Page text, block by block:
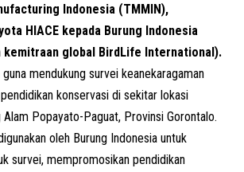
Indonesia (TMMIN),
HIACE kepada Burung Indonesia
kemitraan global BirdLife International).
mendukung survei keanekaragaman
konservasi di sekitar lokasi
Popayato-Paguat, Provinsi Gorontalo.
oleh Burung Indonesia untuk
survei, mempromosikan pendidikan